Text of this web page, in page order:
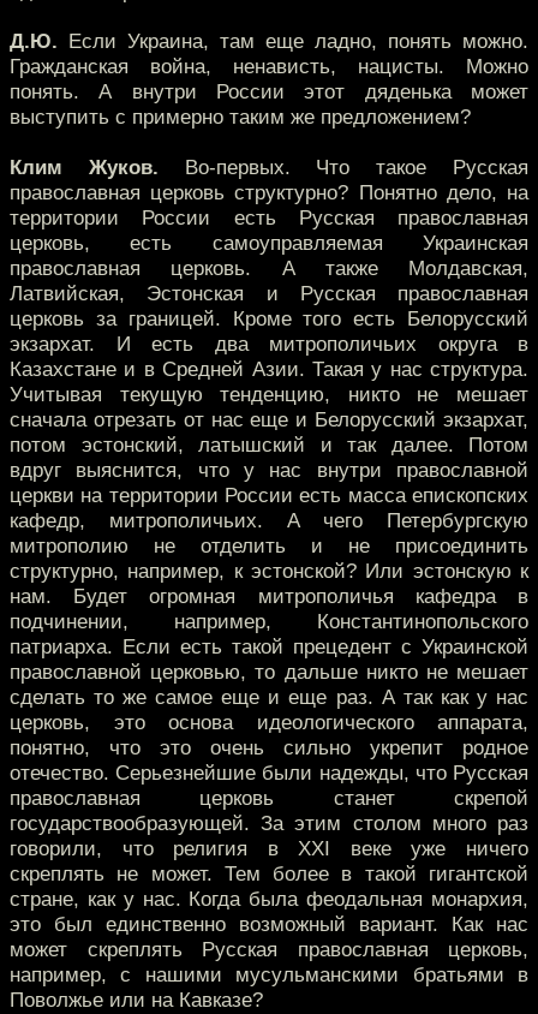
Д.Ю. Если Украина, там еще ладно, понять можно.
Гражданская война, ненависть, нацисты. Можно
понять. А внутри России этот дяденька может
выступить с примерно таким же предложением?
Клим Жуков. Во-первых. Что такое Русская
православная церковь структурно? Понятно дело, на
территории России есть Русская православная
церковь, есть самоуправляемая Украинская
православная церковь. А также Молдавская,
Латвийская, Эстонская и Русская православная
церковь за границей. Кроме того есть Белорусский
экзархат. И есть два митрополичьих округа в
Казахстане и в Средней Азии. Такая у нас структура.
Учитывая текущую тенденцию, никто не мешает
сначала отрезать от нас еще и Белорусский экзархат,
потом эстонский, латышский и так далее. Потом
вдруг выяснится, что у нас внутри православной
церкви на территории России есть масса епископских
кафедр, митрополичьих. А чего Петербургскую
митрополию не отделить и не присоединить
структурно, например, к эстонской? Или эстонскую к
нам. Будет огромная митрополичья кафедра в
подчинении, например, Константинопольского
патриарха. Если есть такой прецедент с Украинской
православной церковью, то дальше никто не мешает
сделать то же самое еще и еще раз. А так как у нас
церковь, это основа идеологического аппарата,
понятно, что это очень сильно укрепит родное
отечество. Серьезнейшие были надежды, что Русская
православная церковь станет скрепой
государствообразующей. За этим столом много раз
говорили, что религия в XXI веке уже ничего
скреплять не может. Тем более в такой гигантской
стране, как у нас. Когда была феодальная монархия,
это был единственно возможный вариант. Как нас
может скреплять Русская православная церковь,
например, с нашими мусульманскими братьями в
Поволжье или на Кавказе?